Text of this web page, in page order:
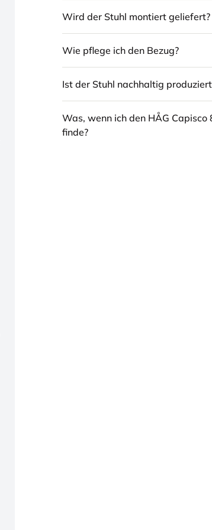
Wird der Stuhl montiert geliefert?
Wie pflege ich den Bezug?
Ist der Stuhl nachhaltig
Was, wenn ich den HÅG
finde?